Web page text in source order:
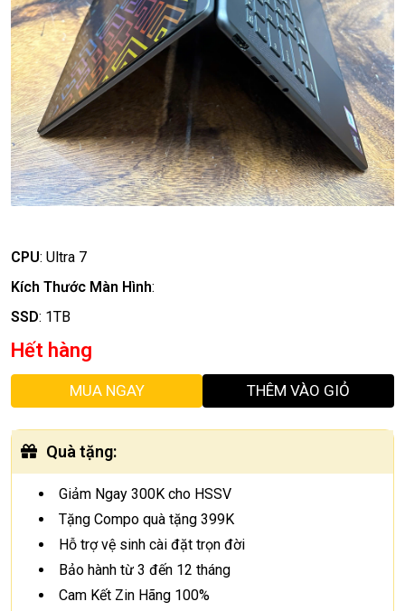
CPU: Ultra 7
Kích Thước Màn Hình:
SSD: 1TB
Hết hàng
MUA NGAY THÊM VÀO GIỎ
Quà tặng:
Giảm Ngay 300K cho HSSV
Tặng Compo quà tặng 399K
Hỗ trợ vệ sinh cài đặt trọn đời
Bảo hành từ 3 đến 12 tháng
Cam Kết Zin Hãng 100%